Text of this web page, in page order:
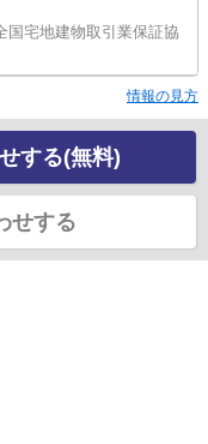
国宅地建物取引業保証協
情報の見方
する(無料)
せする